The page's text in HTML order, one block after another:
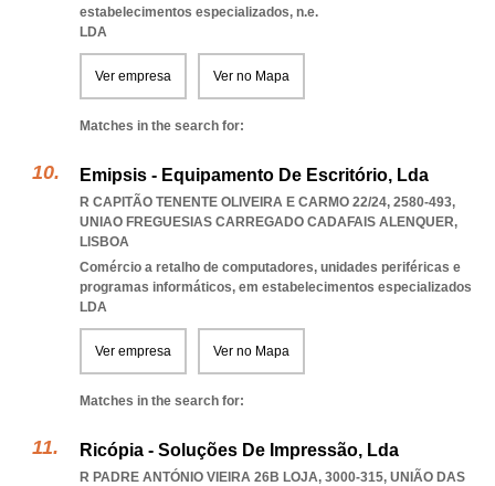
estabelecimentos especializados, n.e.
LDA
Ver empresa Ver no Mapa
Matches in the search for:
Emipsis - Equipamento De Escritório, Lda
R CAPITÃO TENENTE OLIVEIRA E CARMO 22/24, 2580-493,
UNIAO FREGUESIAS CARREGADO CADAFAIS ALENQUER,
LISBOA
Comércio a retalho de computadores, unidades periféricas e
programas informáticos, em estabelecimentos especializados
LDA
Ver empresa Ver no Mapa
Matches in the search for:
Ricópia - Soluções De Impressão, Lda
R PADRE ANTÓNIO VIEIRA 26B LOJA, 3000-315, UNIÃO DAS